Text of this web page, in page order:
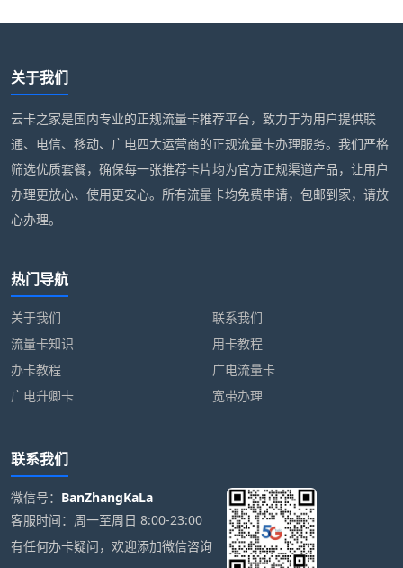
关于我们
云卡之家是国内专业的正规流量卡推荐平台，致力于为用户提供联
通、电信、移动、广电四大运营商的正规流量卡办理服务。我们严格
筛选优质套餐，确保每一张推荐卡片均为官方正规渠道产品，让用户
办理更放心、使用更安心。所有流量卡均免费申请，包邮到家，请放
心办理。
热门导航
关于我们
联系我们
流量卡知识
用卡教程
办卡教程
广电流量卡
广电升卿卡
宽带办理
联系我们
微信号： BanZhangKaLa
客服时间：周一至周日 8:00-23:00
有任何办卡疑问，欢迎添加微信咨询